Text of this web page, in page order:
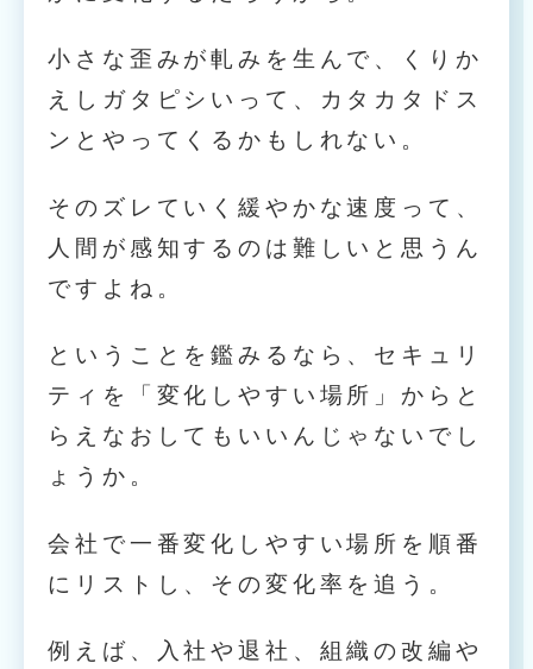
小さな歪みが軋みを生んで、くりか
えしガタピシいって、カタカタドス
ンとやってくるかもしれない。
そのズレていく緩やかな速度って、
人間が感知するのは難しいと思うん
ですよね。
ということを鑑みるなら、セキュリ
ティを「変化しやすい場所」からと
らえなおしてもいいんじゃないでし
ょうか。
会社で一番変化しやすい場所を順番
にリストし、その変化率を追う。
例えば、入社や退社、組織の改編や